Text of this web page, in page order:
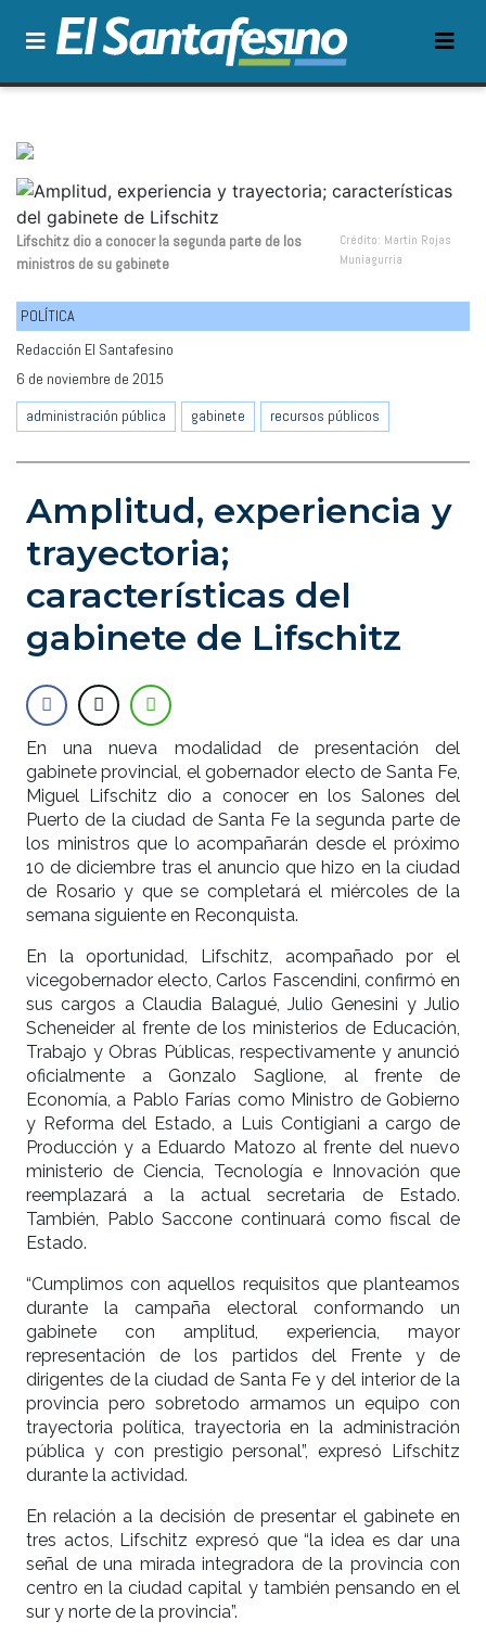
Lifschitz dio a conocer la segunda parte de los
ministros de su gabinete
Crédito: Martín Rojas
Muniagurria
POLÍTICA
Redacción El Santafesino
6 de noviembre de 2015
administración pública
gabinete recursos públicos
Amplitud, experiencia y
trayectoria;
características del
gabinete de Lifschitz
En una nueva modalidad de presentación del
gabinete provincial, el gobernador electo de Santa Fe,
Miguel Lifschitz dio a conocer en los Salones del
Puerto de la ciudad de Santa Fe la segunda parte de
los ministros que lo acompañarán desde el próximo
10 de diciembre tras el anuncio que hizo en la ciudad
de Rosario y que se completará el miércoles de la
semana siguiente en Reconquista.
En la oportunidad, Lifschitz, acompañado por el
vicegobernador electo, Carlos Fascendini, confirmó en
sus cargos a Claudia Balagué, Julio Genesini y Julio
Scheneider al frente de los ministerios de Educación,
Trabajo y Obras Públicas, respectivamente y anunció
oficialmente a Gonzalo Saglione, al frente de
Economía, a Pablo Farías como Ministro de Gobierno
y Reforma del Estado, a Luis Contigiani a cargo de
Producción y a Eduardo Matozo al frente del nuevo
ministerio de Ciencia, Tecnología e Innovación que
reemplazará a la actual secretaria de Estado.
También, Pablo Saccone continuará como fiscal de
Estado.
“Cumplimos con aquellos requisitos que planteamos
durante la campaña electoral conformando un
gabinete con amplitud, experiencia, mayor
representación de los partidos del Frente y de
dirigentes de la ciudad de Santa Fe y del interior de la
provincia pero sobretodo armamos un equipo con
trayectoria política, trayectoria en la administración
pública y con prestigio personal”, expresó Lifschitz
durante la actividad.
En relación a la decisión de presentar el gabinete en
tres actos, Lifschitz expresó que “la idea es dar una
señal de una mirada integradora de la provincia con
centro en la ciudad capital y también pensando en el
sur y norte de la provincia”.